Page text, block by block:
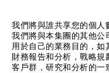
我們將與誰共享您的個人
我們將與本集團的其他
用於自己的業務目的，
財務報告和分析，戰略規
客戶群，研究和分析的